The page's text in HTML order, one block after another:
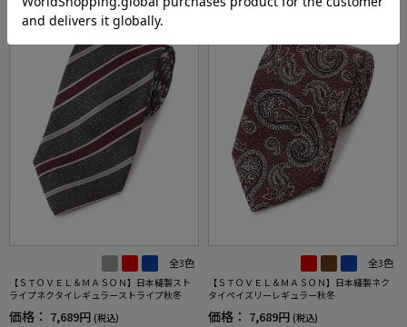
全3色
【ＳＴＯＶＥＬ＆ＭＡＳＯＮ】日本縫製スト
ライプネクタイレギュラーストライプ秋冬
価格： 7,689円 (税込)
全3色
【ＳＴＯＶＥＬ＆ＭＡＳＯＮ】日本縫製ネク
タイペイズリーレギュラー秋冬
価格： 7,689円 (税込)